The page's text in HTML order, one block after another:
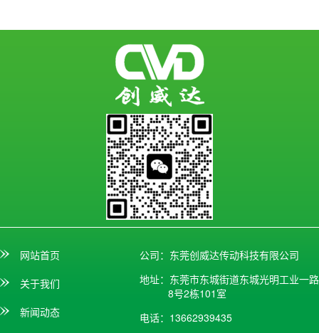
网站首页
关于我们
新闻动态
公司：东莞创威达传动科技有限公司
地址：东莞市东城街道东城光明工业一路
8号2栋101室
电话：13662939435